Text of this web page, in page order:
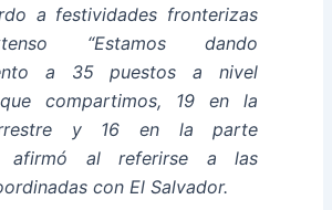
a festividades fronterizas
“Estamos dando
a 35 puestos a nivel
compartimos, 19 en la
y 16 en la parte
afirmó al referirse a las
con El Salvador.